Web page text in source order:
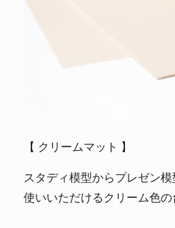
【 クリームマット 】
スタディ模型からプレゼン
使いいただけるクリーム色の